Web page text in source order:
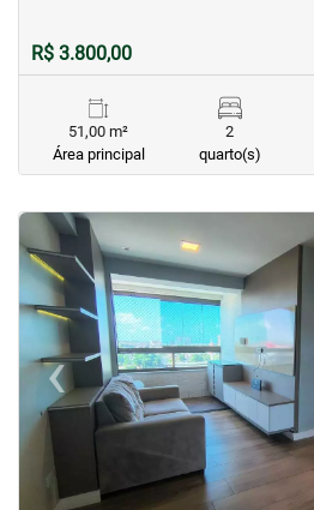
R$ 3.800,00
51,00 m²
Área principal
2
quarto(s)
< <<
‹Previous